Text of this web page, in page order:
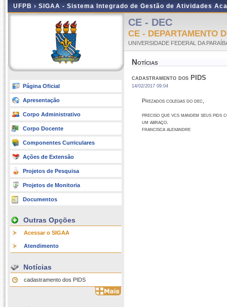
UFPB › SIGAA - Sistema Integrado de Gestão de Atividades
Página Oficial
Apresentação
Corpo Administrativo
Corpo Docente
Componentes Curriculares
Ações de Extensão
Projetos de Pesquisa
Projetos de Monitoria
Documentos
Outras Opções
Acessar o SIGAA
Atendimento
Notícias
cadastramento dos PIDS
CE - DEC
CE - DEPARTAMENTO
UNIVERSIDADE FEDERAL DA
Notícias
cadastramento dos PIDS
14/02/2017 09:04
Prezados colegas do dec,
preciso que vcs mandem seus
um abraço.
francisca alexandre